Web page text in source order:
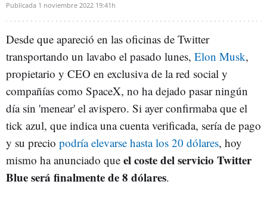
Publicada 1 noviembre 2022 19:41h
Desde que apareció en las oficinas de Twitter
transportando un lavabo el pasado lunes, Elon Musk,
propietario y CEO en exclusiva de la red social y
compañías como SpaceX, no ha dejado pasar ningún
día sin 'menear' el avispero. Si ayer confirmaba que el
tick azul, que indica una cuenta verificada, sería de pago
y su precio podría elevarse hasta los 20 dólares, hoy
mismo ha anunciado que el coste del servicio Twitter
Blue será finalmente de 8 dólares.